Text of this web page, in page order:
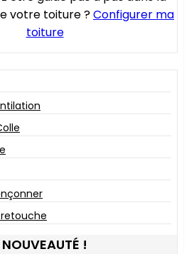
votre toiture ?Configurer ma
toiture
NOUVEAUTÉ !